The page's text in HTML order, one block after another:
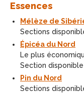
Essences
Mélèze de
Sections
Épicéa du Nord
Le plus
Section disponible
Pin du Nord
Sections